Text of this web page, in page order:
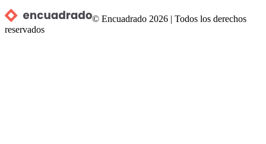
© Encuadrado 2026 |Todos los derechos
reservados